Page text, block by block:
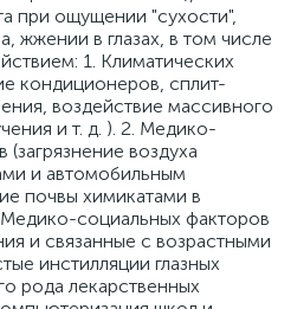
при ощущении "сухости",
жжении в глазах, в том числе
1. Климатических
кондиционеров, сплит-
воздействие массивного
и т. д. ). 2. Медико-
воздуха
и автомобильным
почвы химикатами в
социальных факторов
и связанные с возрастными
инстилляции глазных
рода лекарственных